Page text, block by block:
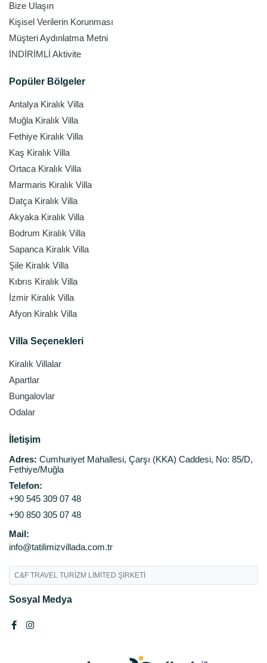
Bize Ulaşın
Kişisel Verilerin Korunması
Müşteri Aydınlatma Metni
İNDİRİMLİ Aktivite
Popüler Bölgeler
Antalya Kiralık Villa
Muğla Kiralık Villa
Fethiye Kiralık Villa
Kaş Kiralık Villa
Ortaca Kiralık Villa
Marmaris Kiralık Villa
Datça Kiralık Villa
Akyaka Kiralık Villa
Bodrum Kiralık Villa
Sapanca Kiralık Villa
Şile Kiralık Villa
Kıbrıs Kiralık Villa
İzmir Kiralık Villa
Afyon Kiralık Villa
Villa Seçenekleri
Kiralık Villalar
Apartlar
Bungalovlar
Odalar
İletişim
Adres: Cumhuriyet Mahallesi, Çarşı (KKA) Caddesi, No: 85/D,
Fethiye/Muğla
Telefon:
+90 545 309 07 48
+90 850 305 07 48
Mail:
info@tatilimizvillada.com.tr
C&F TRAVEL TURİZM LİMİTED ŞİRKETİ
Sosyal Medya